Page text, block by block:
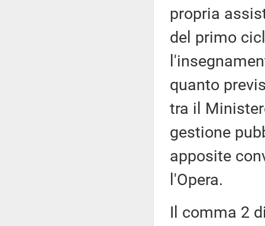
propria
del primo
quanto
tra il
gestione
apposite
l'Opera.
Il comma 2